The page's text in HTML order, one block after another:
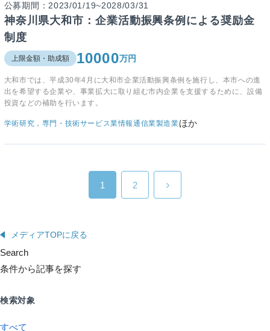
公募期間：2023/01/19~2028/03/31
神奈川県大和市：企業活動振興条例による奨励金
制度
上限金額・助成額 10000万円
大和市では、平成30年4月に大和市企業活動振興条例を施行し、本市への進
出を希望する企業や、事業拡大に取り組む市内企業を支援するために、設備
投資などの補助を行います。
学術研究，専門・技術サービス業情報通信業製造業ほか
1 2
メディアTOPに戻る
Search
条件から記事を探す
検索対象
すべて